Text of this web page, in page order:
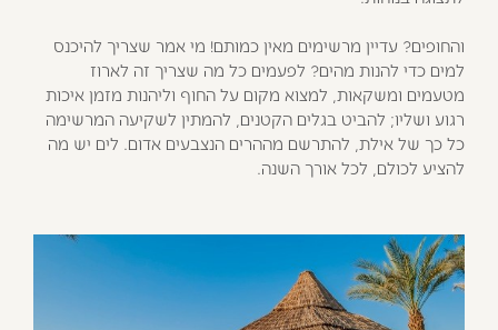
והחופים? עדיין מרשימים מאין כמותם! מי אמר שצריך להיכנס
למים כדי להנות מהים? לפעמים כל מה שצריך זה לארוז
מטעמים ומשקאות, למצוא מקום על החוף וליהנות מזמן איכות
רגוע ושליו; להביט בגלים הקטנים, להמתין לשקיעה המרשימה
כל כך של אילת, להתרשם מההרים הנצבעים אדום. לים יש מה
להציע לכולם, לכל אורך השנה.